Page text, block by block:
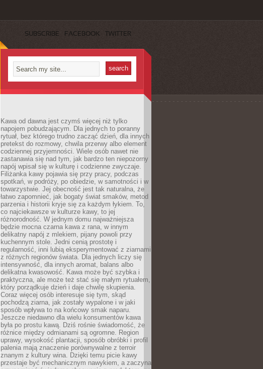
SUBSCRIBE FACEBOOK TWITTER
Kawa od dawna jest czymś więcej niż tylko
napojem pobudzającym. Dla jednych to poranny
rytuał, bez którego trudno zacząć dzień, dla innych
pretekst do rozmowy, chwila przerwy albo element
codziennej przyjemności. Wiele osób nawet nie
zastanawia się nad tym, jak bardzo ten niepozorny
napój wpisał się w kulturę i codzienne zwyczaje.
Filiżanka kawy pojawia się przy pracy, podczas
spotkań, w podróży, po obiedzie, w samotności i w
towarzystwie. Jej obecność jest tak naturalna, że
łatwo zapomnieć, jak bogaty świat smaków, metod
parzenia i historii kryje się za każdym łykiem. To,
co najciekawsze w kulturze kawy, to jej
różnorodność. W jednym domu najważniejsza
będzie mocna czarna kawa z rana, w innym
delikatny napój z mlekiem, pijany powoli przy
kuchennym stole. Jedni cenią prostotę i
regularność, inni lubią eksperymentować z ziarnami
z różnych regionów świata. Dla jednych liczy się
intensywność, dla innych aromat, balans albo
delikatna kwasowość. Kawa może być szybka i
praktyczna, ale może też stać się małym rytuałem,
który porządkuje dzień i daje chwilę skupienia.
Coraz więcej osób interesuje się tym, skąd
pochodzą ziarna, jak zostały wypalone i w jaki
sposób wpływa to na końcowy smak naparu.
Jeszcze niedawno dla wielu konsumentów kawa
była po prostu kawą. Dziś rośnie świadomość, że
różnice między odmianami są ogromne. Region
uprawy, wysokość plantacji, sposób obróbki i profil
palenia mają znaczenie porównywalne z terroir
znanym z kultury wina. Dzięki temu picie kawy
przestaje być mechanicznym nawykiem, a zaczyna